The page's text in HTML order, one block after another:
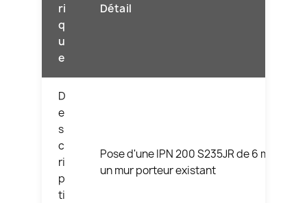
ri
q
u
e
Détail
D
e
s
c
ri
p
ti
Pose d'une IPN 200 S235JR de 6 m dans
un mur porteur existant